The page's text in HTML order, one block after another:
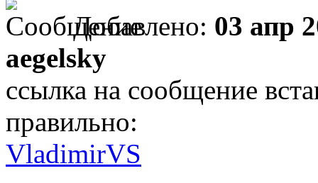
Добавлено: 03 апр
aegelsky
ссылка на сообщение
правильно:
VladimirVS